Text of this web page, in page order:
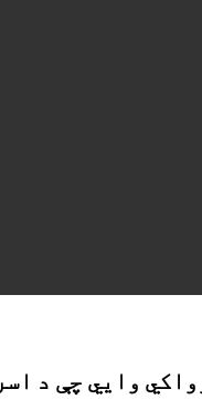
وايي چې د